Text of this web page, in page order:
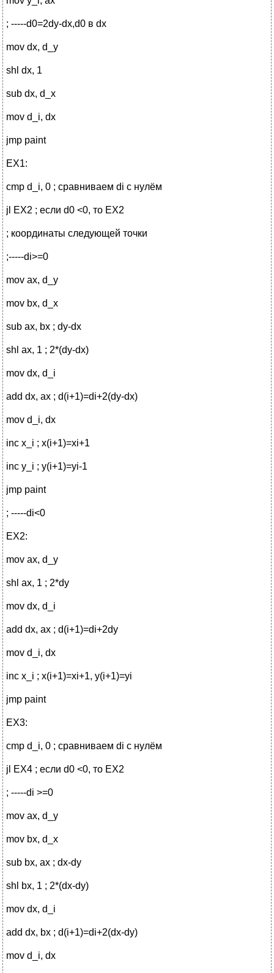
; -----d0=2dy-dx,d0 в dx
mov dx, d_y
shl dx, 1
sub dx, d_x
mov d_i, dx
jmp paint
EX1:
cmp d_i, 0 ; сравниваем di с нулём
jl EX2 ; если d0 <0, то EX2
; координаты следующей точки
;-----di>=0
mov ax, d_y
mov bx, d_x
sub ax, bx ; dy-dx
shl ax, 1 ; 2*(dy-dx)
mov dx, d_i
add dx, ax ; d(i+1)=di+2(dy-dx)
mov d_i, dx
inc x_i ; x(i+1)=xi+1
inc y_i ; y(i+1)=yi-1
jmp paint
; -----di<0
EX2:
mov ax, d_y
shl ax, 1 ; 2*dy
mov dx, d_i
add dx, ax ; d(i+1)=di+2dy
mov d_i, dx
inc x_i ; x(i+1)=xi+1, y(i+1)=yi
jmp paint
EX3:
cmp d_i, 0 ; сравниваем di с нулём
jl EX4 ; если d0 <0, то EX2
; -----di >=0
mov ax, d_y
mov bx, d_x
sub bx, ax ; dx-dy
shl bx, 1 ; 2*(dx-dy)
mov dx, d_i
add dx, bx ; d(i+1)=di+2(dx-dy)
mov d_i, dx